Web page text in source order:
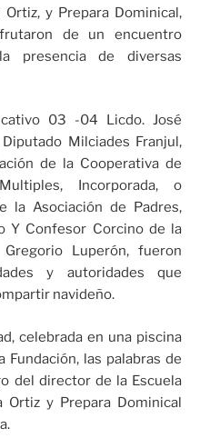
y Prepara Dominical,
de un encuentro
presencia de diversas
03 -04 Licdo. José
Milciades Franjul,
de la Cooperativa de
Incorporada, o
la Asociación de Padres,
Y Confesor Corcino de la
Luperón, fueron
y autoridades que
navideño.
celebrada en una piscina
las palabras de
del director de la Escuela
Ortiz y Prepara Dominical